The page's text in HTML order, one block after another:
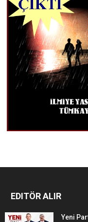
EDITÖR ALIR
Yeni